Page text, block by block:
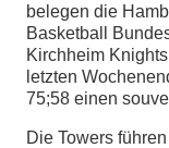
belegen die
Basketball
Kirchheim
letzten
75;58 einen
Die Towers